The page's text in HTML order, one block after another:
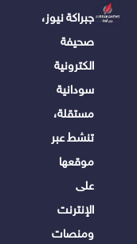
جبراكة نيوز،
صحيفة
الكترونية
سودانية
مستقلة،
تنشط عبر
موقعها
على
الإنترنت
ومنصات